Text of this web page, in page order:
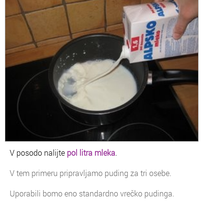
V posodo nalijte pol litra mleka.
V tem primeru pripravljamo puding za tri osebe.
Uporabili bomo eno standardno vrečko pudinga.